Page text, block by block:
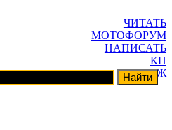
ЧИТАТЬ
МОТОФОРУМ
НАПИСАТЬ
КП
ГАРАЖ